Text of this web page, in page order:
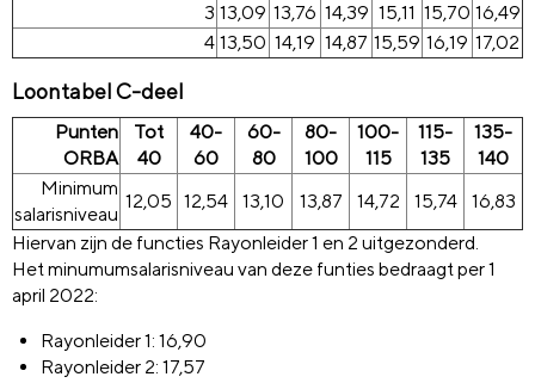
3 13,09 13,76 14,39 15,11 15,70 16,49
4 13,50 14,19 14,87 15,59 16,19 17,02
Loontabel C-deel
Punten
ORBA
Tot
40
40-
60
60-
80
80-
100
100-
115
115-
135
135-
140
Minimum
salarisniveau
12,05 12,54 13,10 13,87 14,72 15,74
16,83
Hiervan zijn de functies Rayonleider 1 en 2 uitgezonderd.
Het minumumsalarisniveau van deze funties bedraagt per 1
april 2022:
Rayonleider 1: 16,90
Rayonleider 2: 17,57